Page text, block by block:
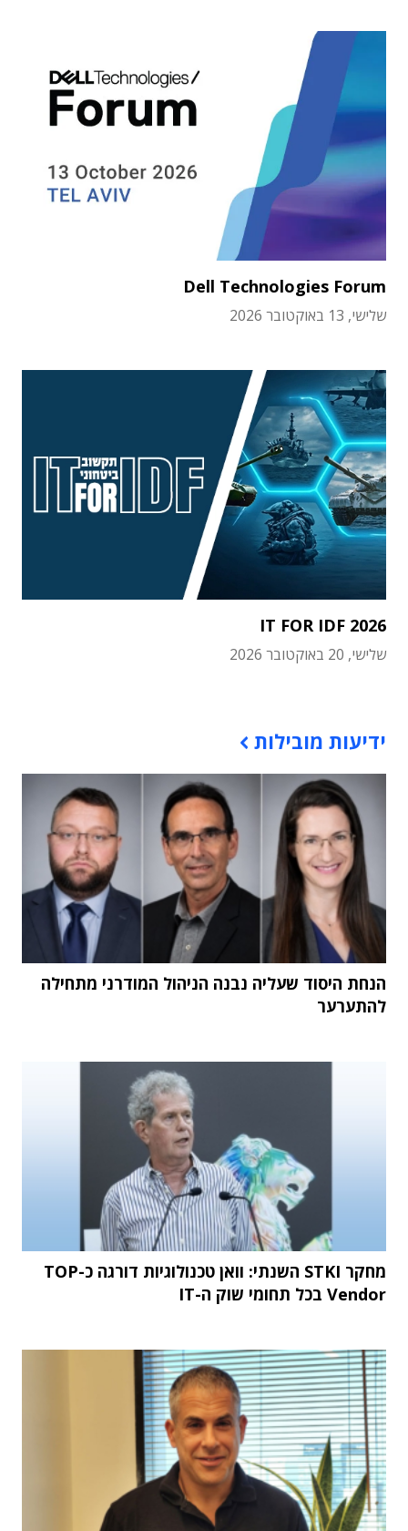
Dell Technologies Forum
שלישי, 13 באוקטובר 2026
IT FOR IDF 2026
שלישי, 20 באוקטובר 2026
ידיעות מובילות
הנחת היסוד שעליה נבנה הניהול המודרני מתחילה
להתערער
מחקר STKI השנתי: וואן טכנולוגיות דורגה כ-TOP
Vendor בכל תחומי שוק ה-IT